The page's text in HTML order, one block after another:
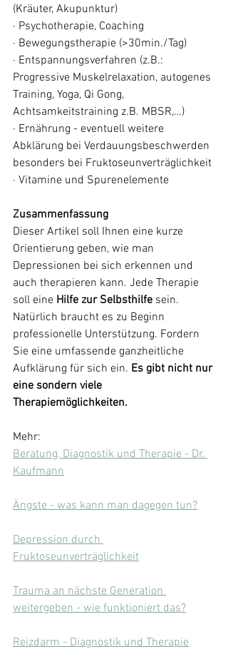
(Kräuter, Akupunktur)
· Psychotherapie, Coaching
· Bewegungstherapie (>30min./Tag)
· Entspannungsverfahren (z.B.:
Progressive Muskelrelaxation, autogenes
Training, Yoga, Qi Gong,
Achtsamkeitstraining z.B. MBSR,…)
· Ernährung - eventuell weitere
Abklärung bei Verdauungsbeschwerden
besonders bei Fruktoseunverträglichkeit
· Vitamine und Spurenelemente
Zusammenfassung
Dieser Artikel soll Ihnen eine kurze
Orientierung geben, wie man
Depressionen bei sich erkennen und
auch therapieren kann. Jede Therapie
soll eine Hilfe zur Selbsthilfe sein.
Natürlich braucht es zu Beginn
professionelle Unterstützung. Fordern
Sie eine umfassende ganzheitliche
Aufklärung für sich ein. Es gibt nicht nur
eine sondern viele
Therapiemöglichkeiten.
Mehr:
Beratung, Diagnostik und Therapie - Dr.
Kaufmann
Ängste - was kann man dagegen tun?
Depression durch
Fruktoseunverträglichkeit
Trauma an nächste Generation
weitergeben - wie funktioniert das?
Reizdarm - Diagnostik und Therapie